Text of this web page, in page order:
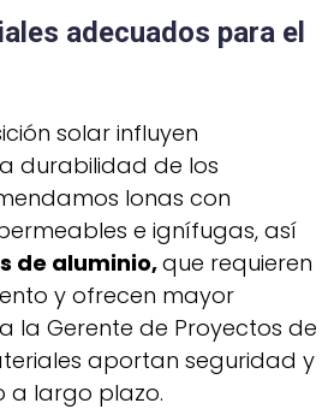
adecuados para el
solar influyen
durabilidad de los
lonas con
e ignífugas, así
de aluminio,que requieren
y ofrecen mayor
la Gerente de Proyectos de
aportan seguridad y
a largo plazo.